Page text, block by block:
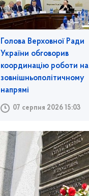
Голова Верховної Ради
України обговорив
координацію роботи на
зовнішньополітичному
напрямі
07 серпня 2026 15:03